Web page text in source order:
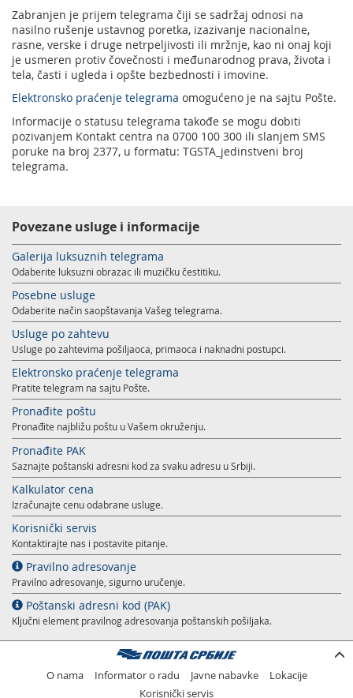
Zabranjen je prijem telegrama čiji se sadržaj odnosi na
nasilno rušenje ustavnog poretka, izazivanje nacionalne,
rasne, verske i druge netrpeljivosti ili mržnje, kao ni onaj koji
je usmeren protiv čovečnosti i međunarodnog prava, života i
tela, časti i ugleda i opšte bezbednosti i imovine.
Elektronsko praćenje telegrama omogućeno je na sajtu Pošte.
Informacije o statusu telegrama takođe se mogu dobiti
pozivanjem Kontakt centra na 0700 100 300 ili slanjem SMS
poruke na broj 2377, u formatu: TGSTA_jedinstveni broj
telegrama.
Povezane usluge i informacije
Galerija luksuznih telegrama
Odaberite luksuzni obrazac ili muzičku čestitiku.
Posebne usluge
Odaberite način saopštavanja Vašeg telegrama.
Usluge po zahtevu
Usluge po zahtevima pošiljaoca, primaoca i naknadni postupci.
Elektronsko praćenje telegrama
Pratite telegram na sajtu Pošte.
Pronađite poštu
Pronađite najbližu poštu u Vašem okruženju.
Pronađite PAK
Saznajte poštanski adresni kod za svaku adresu u Srbiji.
Kalkulator cena
Izračunajte cenu odabrane usluge.
Korisnički servis
Kontaktirajte nas i postavite pitanje.
Pravilno adresovanje
Pravilno adresovanje, sigurno uručenje.
Poštanski adresni kod (PAK)
Ključni element pravilnog adresovanja poštanskih pošiljaka.
O nama Informator o radu Javne nabavke
Lokacije
Korisnički servis